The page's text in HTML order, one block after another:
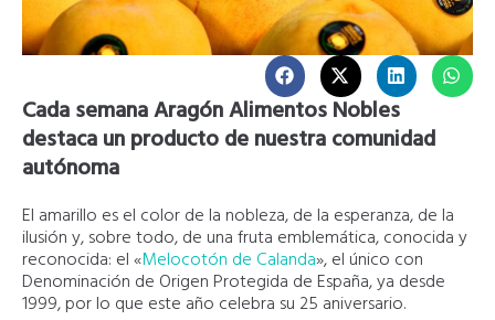
Cada semana Aragón Alimentos Nobles
destaca un producto de nuestra comunidad
autónoma
El amarillo es el color de la nobleza, de la esperanza, de la
ilusión y, sobre todo, de una fruta emblemática, conocida y
reconocida: el «Melocotón de Calanda», el único con
Denominación de Origen Protegida de España, ya desde
1999, por lo que este año celebra su 25 aniversario.